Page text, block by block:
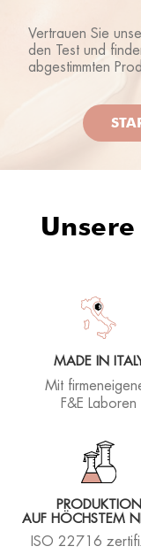
Rhea lover 11/
ELENA O. 29/
Vertrauen Sie
den Test und
abgestimmten
MADE IN
Mit
F&E Laboren
PRODUKTION
AUF HÖCHSTEM
ISO 22716